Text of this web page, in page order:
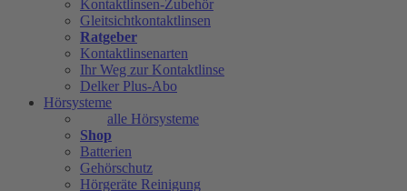
Kontaktlinsen-Zubehör
Gleitsichtkontaktlinsen
Ratgeber
Kontaktlinsenarten
Ihr Weg zur Kontaktlinse
Delker Plus-Abo
Hörsysteme
alle Hörsysteme
Shop
Batterien
Gehörschutz
Hörgeräte Reinigung